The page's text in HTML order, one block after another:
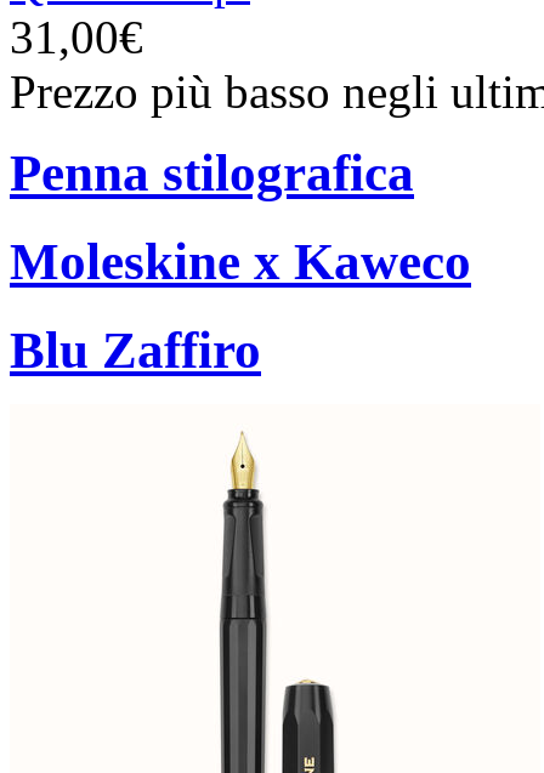
31,00€
Prezzo più basso negli
Penna stilografica
Moleskine x Kaweco
Blu Zaffiro